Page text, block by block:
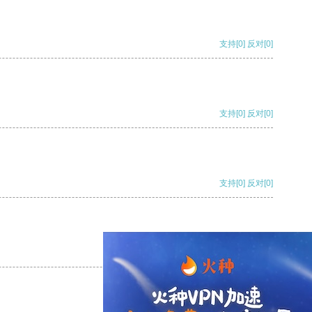
支持[0] 反对[0]
支持[0] 反对[0]
支持[0] 反对[0]